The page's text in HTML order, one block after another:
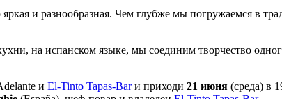
и разнообразная. Чем глубже мы погружаемся в
на испанском языке, мы соединим творчество
и El-Tinto Tapas-Barи приходи 21 июня (среда) в